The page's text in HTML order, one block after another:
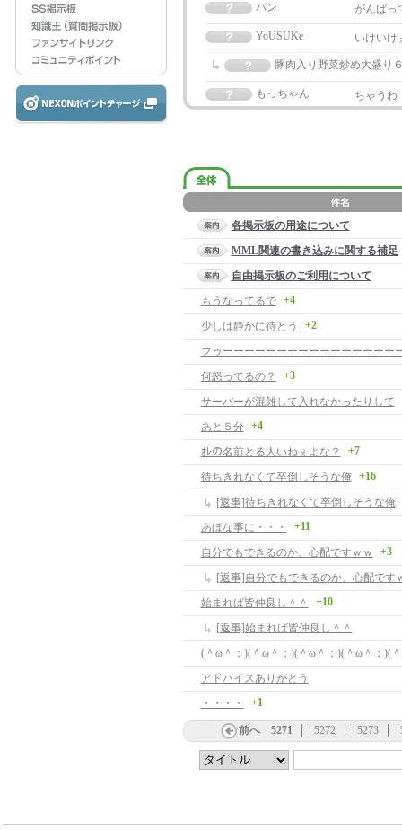
バン がんばっ
YoUSUKe いけいけ
豚肉入り野菜炒め大盛り
もっちゃん ちゃうわ
各掲示板の用途について
MML関連の書き込みに関する補足
自由掲示板のご利用について
もうなってるで
+4
少しは静かに待とう +2
何怒ってるの？ +3
サーバーが混雑して入れなかったりして
あと５分 +4
ｵﾚの名前とる人いねぇよな？ +7
待ちきれなくて卒倒しそうな俺 +16
[返事]待ちきれなくて卒倒しそうな俺
あほな事に・・・
+11
自分でもできるのか、心配ですｗｗ +3
[返事]自分でもできるのか、心配です
始まれば皆仲良し＾＾
+10
[返事]始まれば皆仲良し＾＾
アドバイスありがとう
・・・・
+1
前へ 5271 5272 5273